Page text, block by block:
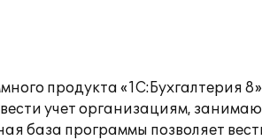
продукта «1С:Бухгалтерия
учет организациям,
база программы позволяет